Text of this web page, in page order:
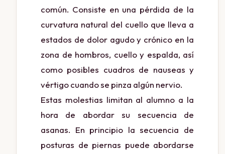
común. Consiste en una pérdida de la
curvatura natural del cuello que lleva a
estados de dolor agudo y crónico en la
zona de hombros, cuello y espalda, así
como posibles cuadros de nauseas y
vértigo cuando se pinza algún nervio.
Estas molestias limitan al alumno a la
hora de abordar su secuencia de
asanas. En principio la secuencia de
posturas de piernas puede abordarse